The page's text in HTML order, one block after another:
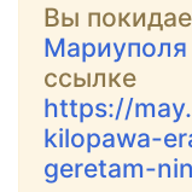
Вы
ссылке
https://
kilopawa-
geretam-